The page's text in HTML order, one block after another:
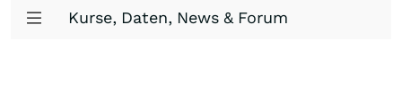
Kurse, Daten, News & Forum